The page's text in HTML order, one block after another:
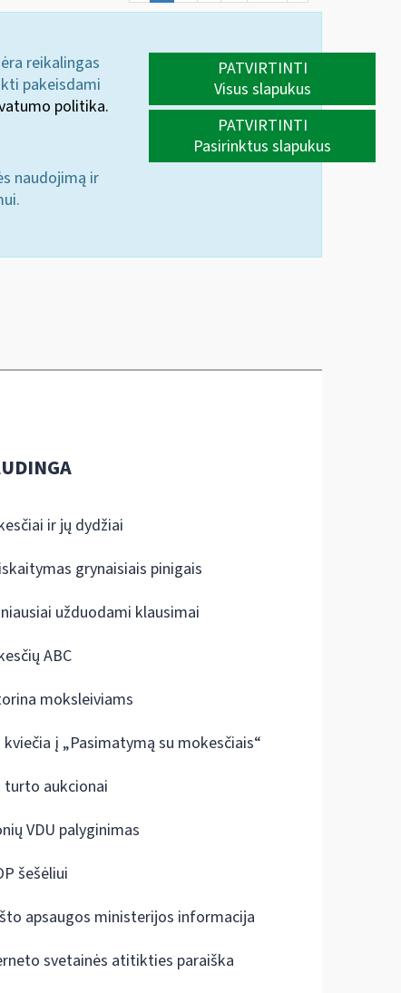
reikalingas
pakeisdami
politika.
naudojimą ir
PATVIRTINTI
Visus slapukus
PATVIRTINTI
Pasirinktus slapukus
ir jų dydžiai
grynaisiais pinigais
užduodami klausimai
ABC
moksleiviams
kviečia į „Pasimatymą su mokesčiais“
turto aukcionai
VDU palyginimas
šešėliui
apsaugos ministerijos informacija
svetainės atitikties paraiška